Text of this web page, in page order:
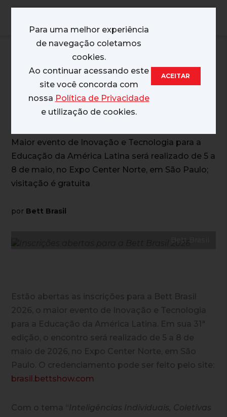
Inscrições abertas
para a Bett Brasil 2026
Maior evento de Inovação e Tecnologia para a
Educação da América Latina será realizado de 5 a
8 de maio, no Expo Center Norte, em São Paulo;
visitação é gratuita
por Bett Brasil
Bett Brasil
Estão abertas as inscrições para a Bett Brasil
2026 , o maior evento de Inovação e Tecnologia
para a Educação da América Latina. Em sua 31ª
edição, o encontro será realizado de 5 a 8 de
maio de 2026 , no Expo Center Norte , em São
Paulo . O credenciamento pode ser feito pelo site:
brasil.bettshow.com
Com o tema “Inteligências Individuais, Coletivas
Para uma melhor experiência
de navegação coletamos
cookies.
Ao continuar acessando este
site você concorda com
nossa Política de Privacidade
e utilização de cookies.
ACEITAR